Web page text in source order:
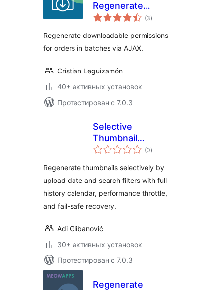
Regenerate
Download
woocommerce
(3общий
рейтинг
)
Regenerate downloadable permissions
for orders in batches via AJAX.
Cristian Leguizamón
40+ активных установок
Протестирован с 7.0.3
Selective
Thumbnail
Regenerator(0общий
рейтинг
)
Regenerate thumbnails selectively by
upload date and search filters with full
history calendar, performance throttle,
and fail-safe recovery.
Adi Glibanović
30+ активных установок
Протестирован с 7.0.3
Regenerate